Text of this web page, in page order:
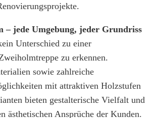
– jede Umgebung, jeder Grundriss
Unterschied zu einer
zu erkennen.
sowie zahlreiche
mit attraktiven Holzstufen
bieten gestalterische Vielfalt und
ästhetischen Ansprüche der Kunden.